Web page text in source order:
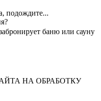
подождите...
баню или сауну
НА ОБРАБОТКУ